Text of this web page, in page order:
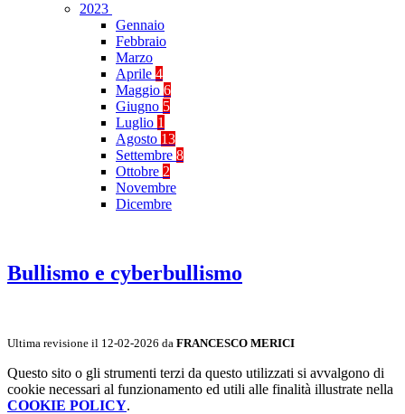
2023
Gennaio
Febbraio
Marzo
Aprile 4
Maggio 6
Giugno 5
Luglio 1
Agosto 13
Settembre 8
Ottobre 2
Novembre
Dicembre
Bullismo e cyberbullismo
Ultima revisione il 12-02-2026 da FRANCESCO MERICI
Questo sito o gli strumenti terzi da questo utilizzati si avvalgono di
cookie necessari al funzionamento ed utili alle finalità illustrate nella
COOKIE POLICY.